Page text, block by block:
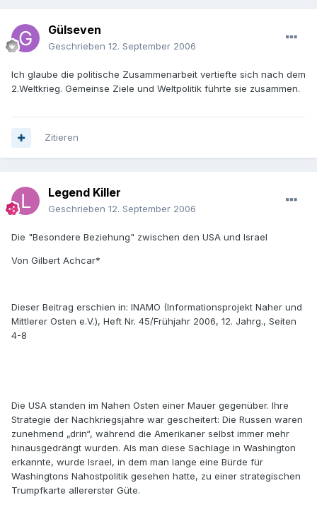
Gülseven
Geschrieben 12. September 2006
Ich glaube die politische Zusammenarbeit vertiefte sich nach dem
2.Weltkrieg. Gemeinse Ziele und Weltpolitik führte sie zusammen.
Zitieren
Legend Killer
Geschrieben 12. September 2006
Die "Besondere Beziehung" zwischen den USA und Israel
Von Gilbert Achcar*
Dieser Beitrag erschien in: INAMO (Informationsprojekt Naher und
Mittlerer Osten e.V.), Heft Nr. 45/Frühjahr 2006, 12. Jahrg., Seiten
4-8
Die USA standen im Nahen Osten einer Mauer gegenüber. Ihre
Strategie der Nachkriegsjahre war gescheitert: Die Russen waren
zunehmend „drin“, während die Amerikaner selbst immer mehr
hinausgedrängt wurden. Als man diese Sachlage in Washington
erkannte, wurde Israel, in dem man lange eine Bürde für
Washingtons Nahostpolitik gesehen hatte, zu einer strategischen
Trumpfkarte allererster Güte.